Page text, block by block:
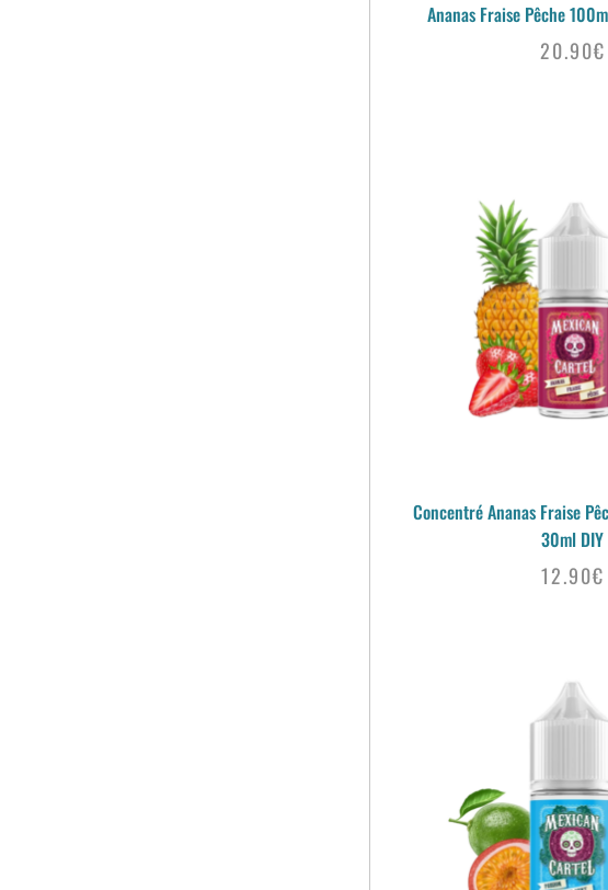
Ananas Fraise Pêche
20.90€
Concentré Ananas Fraise
30ml DIY
12.90€